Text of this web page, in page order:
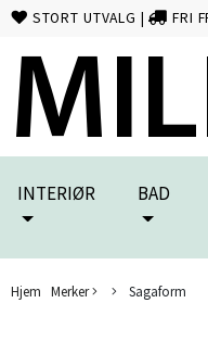
STORT UTVALG | FRI
INTERIØR BAD
Hjem Merker Sagaform